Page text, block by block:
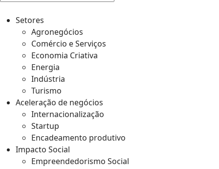
Setores
Agronegócios
Comércio e Serviços
Economia Criativa
Energia
Indústria
Turismo
Aceleração de negócios
Internacionalização​
Startup
Encadeamento produtivo
Impacto Social
Empreendedorismo Social